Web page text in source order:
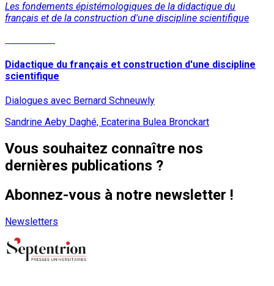
Les fondements épistémologiques de la didactique du
français et de la construction d'une discipline scientifique
Didactique du français et construction d'une discipline
scientifique
Dialogues avec Bernard Schneuwly
Sandrine Aeby Daghé, Ecaterina Bulea Bronckart
Vous souhaitez connaître nos
dernières publications ?
Abonnez-vous à notre newsletter !
Newsletters